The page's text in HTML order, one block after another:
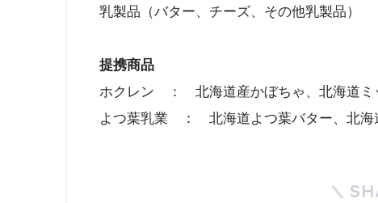
乳製品（バター、チーズ、その他乳製品）
提携商品
ホクレン ： 北海道産かぼちゃ、北海道ミ
よつ葉乳業 ： 北海道よつ葉バター、北海